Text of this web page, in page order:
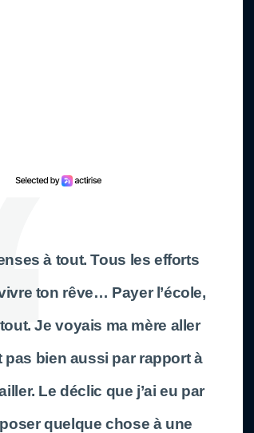
à tout. Tous les efforts
ton rêve… Payer l’école,
Je voyais ma mère aller
bien aussi par rapport à
Le déclic que j’ai eu par
quelque chose à une